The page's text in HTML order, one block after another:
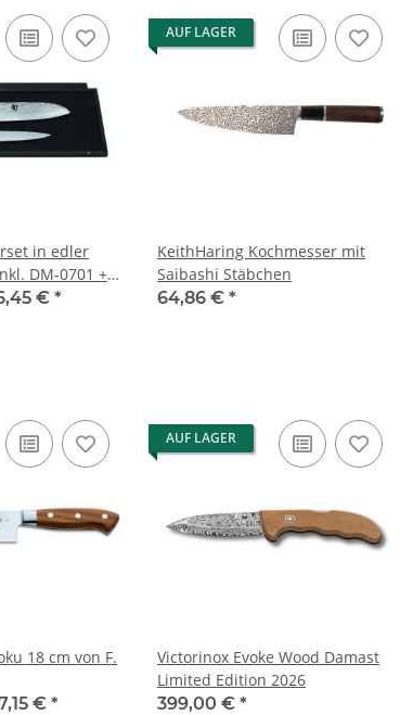
in edler
DM-0701 +
€ *
AUF LAGER
KeithHaring Kochmesser mit
Saibashi Stäbchen
64,86 € *
18 cm von F.
€ *
AUF LAGER
Victorinox Evoke Wood Damast
Limited Edition 2026
399,00 € *